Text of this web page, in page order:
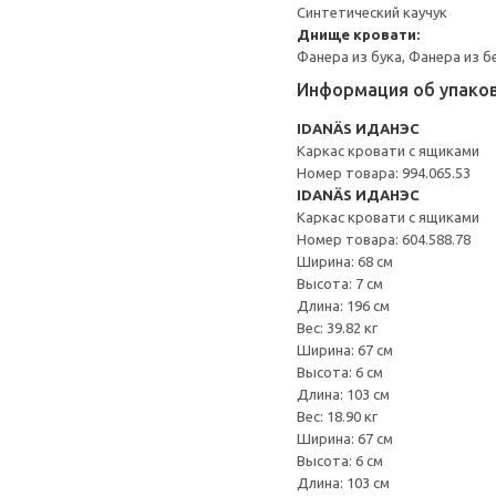
Синтетический каучук
Днище кровати:
Фанера из бука, Фанера из
Информация об
IDANÄS ИДАНЭС
Каркас кровати с ящиками
Номер товара: 994.065.53
IDANÄS ИДАНЭС
Каркас кровати с ящиками
Номер товара: 604.588.78
Ширина: 68 см
Высота: 7 см
Длина: 196 см
Вес: 39.82 кг
Ширина: 67 см
Высота: 6 см
Длина: 103 см
Вес: 18.90 кг
Ширина: 67 см
Высота: 6 см
Длина: 103 см